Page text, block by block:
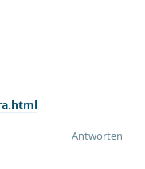
Antworten